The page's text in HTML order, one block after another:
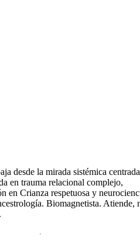
desde la mirada sistémica
en trauma relacional complejo,
en Crianza respetuosa y
Biomagnetista. Atiende,